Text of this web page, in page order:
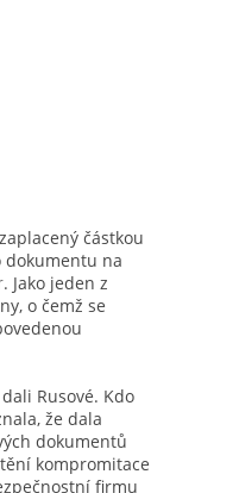
částkou
dokumentu na
. Jako jeden z
o čemž se
Rusové. Kdo
že dala
dokumentů
kompromitace
firmu